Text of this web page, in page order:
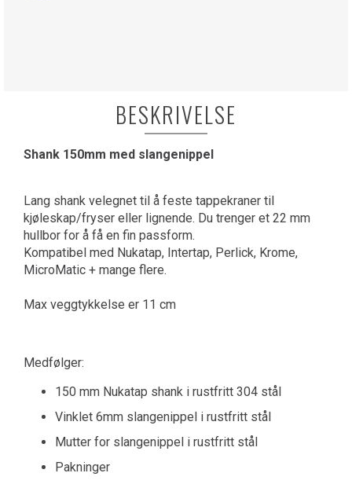
BESKRIVELSE
Shank 150mm med slangenippel
Lang shank velegnet til å feste tappekraner til
kjøleskap/fryser eller lignende. Du trenger et 22 mm
hullbor for å få en fin passform.
Kompatibel med Nukatap, Intertap, Perlick, Krome,
MicroMatic + mange flere.
Max veggtykkelse er 11 cm
Medfølger:
150 mm Nukatap shank i rustfritt 304 stål
Vinklet 6mm slangenippel i rustfritt stål
Mutter for slangenippel i rustfritt stål
Pakninger